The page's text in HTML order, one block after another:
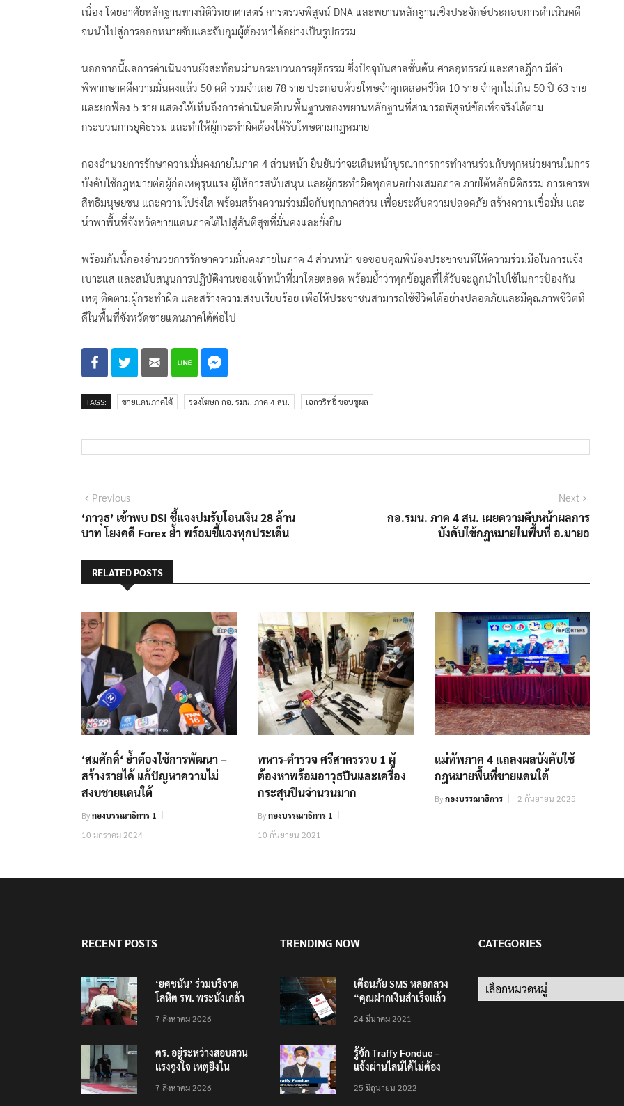
เนื่อง โดยอาศัยหลักฐานทางนิติวิทยาศาสตร์ การตรวจพิสูจน์ DNA และพยานหลักฐานเชิงประจักษ์ประกอบการดำเนินคดี
จนนำไปสู่การออกหมายจับและจับกุมผู้ต้องหาได้อย่างเป็นรูปธรรม
นอกจากนี้ผลการดำเนินงานยังสะท้อนผ่านกระบวนการยุติธรรม ซึ่งปัจจุบันศาลชั้นต้น ศาลอุทธรณ์ และศาลฎีกา มีคำ
พิพากษาคดีความมั่นคงแล้ว 50 คดี รวมจำเลย 78 ราย ประกอบด้วยโทษจำคุกตลอดชีวิต 10 ราย จำคุกไม่เกิน 50 ปี 63 ราย
และยกฟ้อง 5 ราย แสดงให้เห็นถึงการดำเนินคดีบนพื้นฐานของพยานหลักฐานที่สามารถพิสูจน์ข้อเท็จจริงได้ตาม
กระบวนการยุติธรรม และทำให้ผู้กระทำผิดต้องได้รับโทษตามกฎหมาย
กองอำนวยการรักษาความมั่นคงภายในภาค 4 ส่วนหน้า ยืนยันว่าจะเดินหน้าบูรณาการการทำงานร่วมกับทุกหน่วยงานในการ
บังคับใช้กฎหมายต่อผู้ก่อเหตุรุนแรง ผู้ให้การสนับสนุน และผู้กระทำผิดทุกคนอย่างเสมอภาค ภายใต้หลักนิติธรรม การเคารพ
สิทธิมนุษยชน และความโปร่งใส พร้อมสร้างความร่วมมือกับทุกภาคส่วน เพื่อยระดับความปลอดภัย สร้างความเชื่อมั่น และ
นำพาพื้นที่จังหวัดชายแดนภาคใต้ไปสู่สันติสุขที่มั่นคงและยั่งยืน
พร้อมกันนี้กองอำนวยการรักษาความมั่นคงภายในภาค 4 ส่วนหน้า ขอขอบคุณพี่น้องประชาชนที่ให้ความร่วมมือในการแจ้ง
เบาะแส และสนับสนุนการปฏิบัติงานของเจ้าหน้าที่มาโดยตลอด พร้อมย้ำว่าทุกข้อมูลที่ได้รับจะถูกนำไปใช้ในการป้องกัน
เหตุ ติดตามผู้กระทำผิด และสร้างความสงบเรียบร้อย เพื่อให้ประชาชนสามารถใช้ชีวิตได้อย่างปลอดภัยและมีคุณภาพชีวิตที่
ดีในพื้นที่จังหวัดชายแดนภาคใต้ต่อไป
TAGS: ชายแดนภาคใต้ รองโฆษก กอ. รมน. ภาค 4 สน. เอกวริทธิ์ ชอบชูผล
แนะแนว
เรื่อง
PreviousPrevious
post:
‘ภาวุธ’ เข้าพบ DSI ชี้แจงปมรับโอนเงิน 28 ล้าน
บาท โยงคดี Forex ย้ำ พร้อมชี้แจงทุกประเด็น
Next
post:
กอ.รมน. ภาค 4 สน. เผยความคืบหน้าผลการ
บังคับใช้กฎหมายในพื้นที่ อ.มายอ
RELATED POSTS
‘สมศักดิ์‘ ย้ำต้องใช้การพัฒนา –
สร้างรายได้ แก้ปัญหาความไม่
สงบชายแดนใต้
Byกองบรรณาธิการ 1
10 มกราคม 2024
ทหาร-ตำรวจ ศรีสาครรวบ 1 ผู้
ต้องหาพร้อมอาวุธปืนและเครื่อง
กระสุนปืนจำนวนมาก
Byกองบรรณาธิการ 1
10 กันยายน 2021
แม่ทัพภาค 4 แถลงผลบังคับใช้
กฎหมายพื้นที่ชายแดนใต้
Byกองบรรณาธิการ 2 กันยายน 2025
RECENT POSTS
‘ยศชนัน’ ร่วมบริจาค
โลหิต รพ. พระนั่งเกล้า
เทพศิรินทร์ นนทบุรี
7 สิงหาคม 2026
ตร. อยู่ระหว่างสอบสวน
แรงจูงใจ เหตุยิงใน
นนทบุรี พบเด็กก่อเหตุ
7 สิงหาคม 2026
TRENDING NOW
เตือนภัย SMS หลอกลวง
“คุณฝากเงินสำเร็จแล้ว
200,000 บาท”
24 มีนาคม 2021
รู้จัก Traffy Fondue –
แจ้งผ่านไลน์ได้ไม่ต้อง
ทั่วไทย ไม่ใช่แค่ในกรุง
25 มิถุนายน 2022
CATEGORIES
Categories